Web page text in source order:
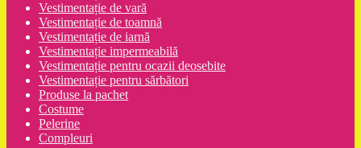
Vestimentație de vară
Vestimentație de toamnă
Vestimentație de iarnă
Vestimentație impermeabilă
Vestimentație pentru ocazii deosebite
Vestimentație pentru sărbători
Produse la pachet
Costume
Pelerine
Compleuri